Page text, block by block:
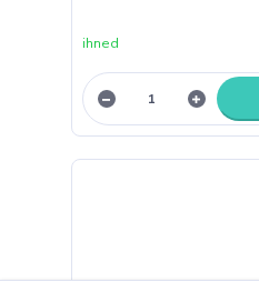
ihned